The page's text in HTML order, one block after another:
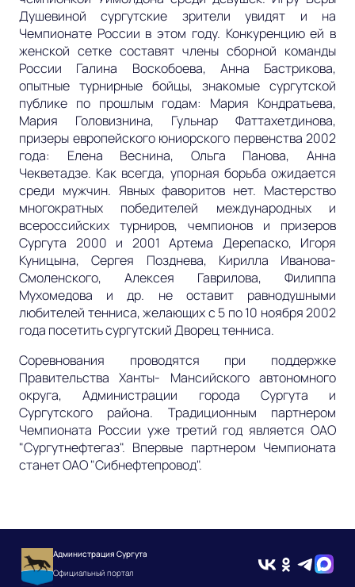
Душевиной сургутские зрители увидят и на
Чемпионате России в этом году. Конкуренцию ей в
женской сетке составят члены сборной команды
России Галина Воскобоева, Анна Бастрикова,
опытные турнирные бойцы, знакомые сургутской
публике по прошлым годам: Мария Кондратьева,
Мария Головизнина, Гульнар Фаттахетдинова,
призеры европейского юниорского первенства 2002
года: Елена Веснина, Ольга Панова, Анна
Чекветадзе. Как всегда, упорная борьба ожидается
среди мужчин. Явных фаворитов нет. Мастерство
многократных победителей международных и
всероссийских турниров, чемпионов и призеров
Сургута 2000 и 2001 Артема Дерепаско, Игоря
Куницына, Сергея Позднева, Кирилла Иванова-
Смоленского, Алексея Гаврилова, Филиппа
Мухомедова и др. не оставит равнодушными
любителей тенниса, желающих с 5 по 10 ноября 2002
года посетить сургутский Дворец тенниса.
Соревнования проводятся при поддержке
Правительства Ханты- Мансийского автономного
округа, Администрации города Сургута и
Сургутского района. Традиционным партнером
Чемпионата России уже третий год является ОАО
"Сургутнефтегаз". Впервые партнером Чемпионата
станет ОАО "Сибнефтепровод".
Администрация Сургута
Официальный портал